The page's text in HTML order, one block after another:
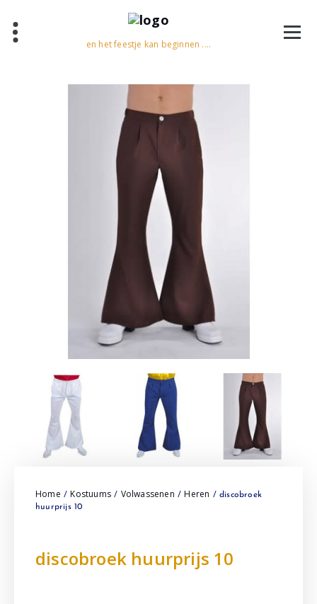
en het feestje kan beginnen ....
Home / Kostuums / Volwassenen / Heren / discobroek
huurprijs 10
discobroek huurprijs 10